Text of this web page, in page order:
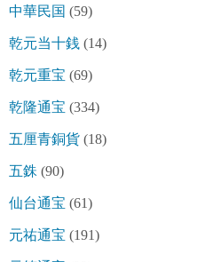
中華民国 (59)
乾元当十銭 (14)
乾元重宝 (69)
乾隆通宝 (334)
五厘青銅貨 (18)
五銖 (90)
仙台通宝 (61)
元祐通宝 (191)